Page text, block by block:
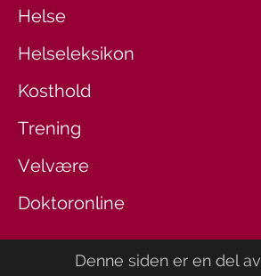
Helse
Helseleksikon
Kosthold
Trening
Velvære
Doktoronline
Denne siden er en del av